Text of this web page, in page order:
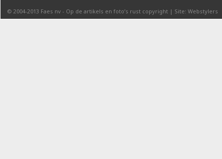
© 2004-2013 Faes nv - Op de artikels en foto’s rust copyright | Site: Webstylers